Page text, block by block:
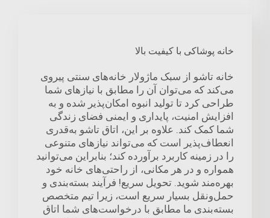
خانه پوشاکی با کیفیت بالا
خانه تاشو از سبک ماژولار خانه‌های سنتی پیروی
می‌کند که می‌توان آن را مطابق با نیازهای شما
طراحی کرد تا تولید انبوه امکان‌پذیر شده و به
افزایش امنیت، پایداری و ایمنی فضای زندگی
شما کمک کند. علاوه بر این، اتاق تاشو به‌قدری
انعطاف‌پذیر است که می‌تواند نیازهای متنوعی
را در زمینه کاربرد برآورده کند؛ بنابراین می‌توانید
همواره و در هر مکانی، از راحتی‌های خانه خود
بهره‌مند شوید. تحویل سریع! فرآیند بسته‌بندی و
حمل‌ونقل بسیار سریع است، زیرا تیم متخصص
بسته‌بندی ما مطابق با درخواست‌های شما اتاق